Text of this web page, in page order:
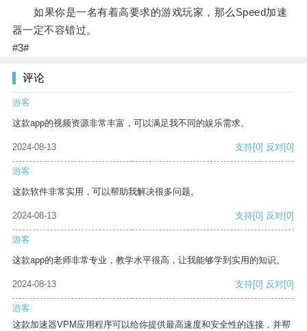
如果你是一名有着高要求的游戏玩家，那么Speed加速
器一定不容错过。
#3#
评论
游客
这款app的视频资源非常丰富，可以满足我不同的娱乐需求。
2024-08-13 支持[0] 反对[0]
游客
这款软件非常实用，可以帮助我解决很多问题。
2024-08-13 支持[0] 反对[0]
游客
这款app的老师非常专业，教学水平很高，让我能够学到实用的知识。
2024-08-13 支持[0] 反对[0]
游客
这款加速器VPM应用程序可以给你提供最高速度和安全性的连接，并帮